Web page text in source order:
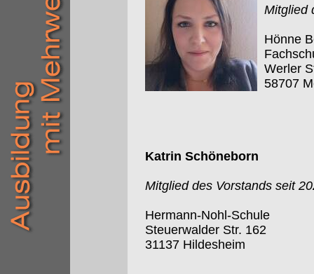
Mitglied
Hönne
Werler
58707
Katrin Schöneborn
Mitglied des Vorstands seit
Hermann-Nohl-Schule
Steuerwalder Str. 162
31137 Hildesheim